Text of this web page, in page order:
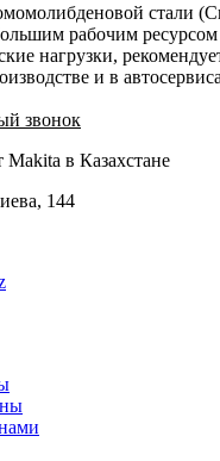
стали
рабочим
нагрузки,
и в
звонок
в Казахстане
144